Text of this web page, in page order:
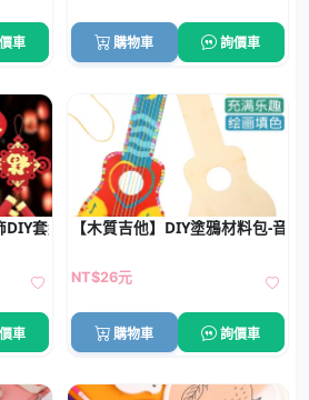
車 購物車 詢價車
DIY套組 - 創意兒童手工材料包
車
【木質吉他】DIY塗鴉材料包-音
NT$26元
購物車 詢價車